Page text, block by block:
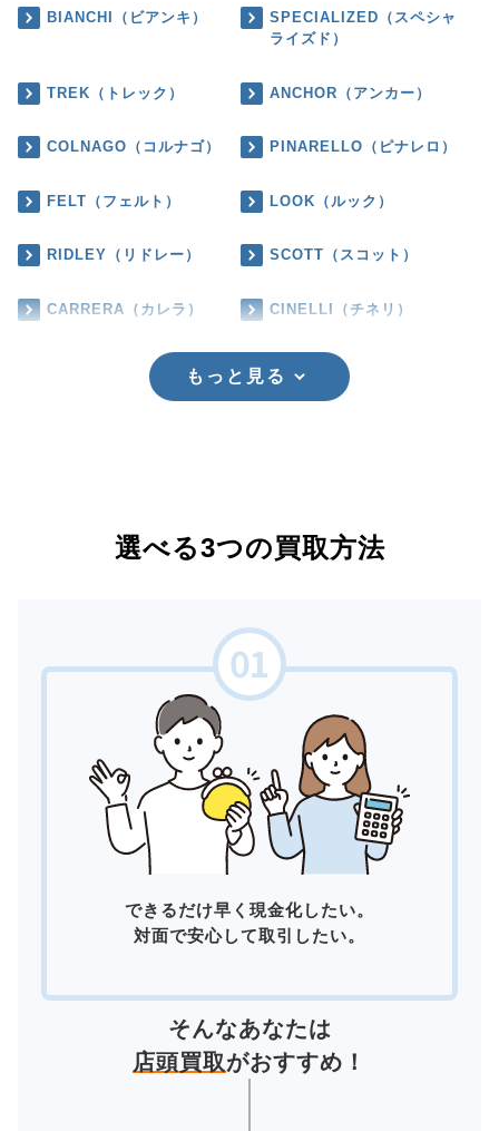
BIANCHI（ビアンキ）
SPECIALIZED（スペシャ
ライズド）
TREK（トレック） ANCHOR（アンカー）
COLNAGO（コルナゴ） PINARELLO（ピナレロ）
FELT（フェルト） LOOK（ルック）
RIDLEY（リドレー） SCOTT（スコット）
CARRERA（カレラ） CINELLI（チネリ）
もっと見る
選べる3つの買取方法
できるだけ早く現金化したい。
対面で安心して取引したい。
そんなあなたは
店頭買取がおすすめ！